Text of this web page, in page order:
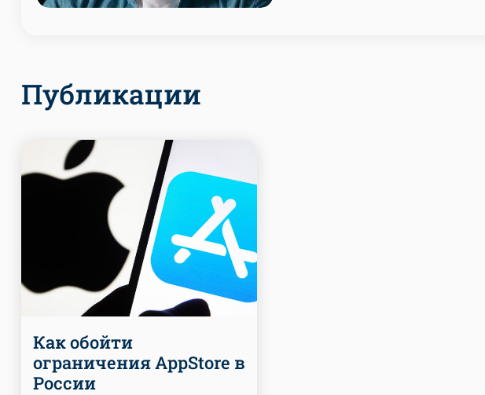
Публикации
Как обойти
ограничения AppStore в
России